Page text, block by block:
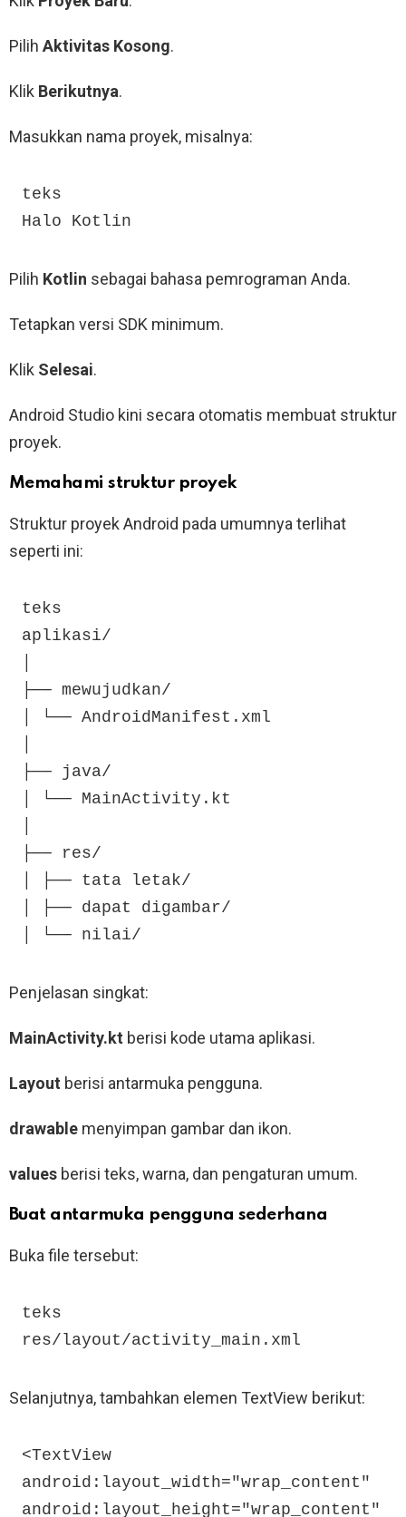
Pilih Aktivitas Kosong.
Klik Berikutnya.
Masukkan nama proyek, misalnya:
teks
Halo Kotlin
Pilih Kotlin sebagai bahasa pemrograman Anda.
Tetapkan versi SDK minimum.
Klik Selesai.
Android Studio kini secara otomatis membuat struktur
proyek.
Memahami struktur proyek
Struktur proyek Android pada umumnya terlihat
seperti ini:
teks
aplikasi/
├── mewujudkan/
│ └── AndroidManifest.xml
├── java/
│ └── MainActivity.kt
├── res/
│ ├── tata letak/
│ ├── dapat digambar/
│ └── nilai/
Penjelasan singkat:
MainActivity.kt berisi kode utama aplikasi.
Layout berisi antarmuka pengguna.
drawable menyimpan gambar dan ikon.
values berisi teks, warna, dan pengaturan umum.
Buat antarmuka pengguna sederhana
Buka file tersebut:
teks
res/layout/activity_main.xml
Selanjutnya, tambahkan elemen TextView berikut:
<TextView
android:layout_width="wrap_content"
android:layout_height="wrap_content"